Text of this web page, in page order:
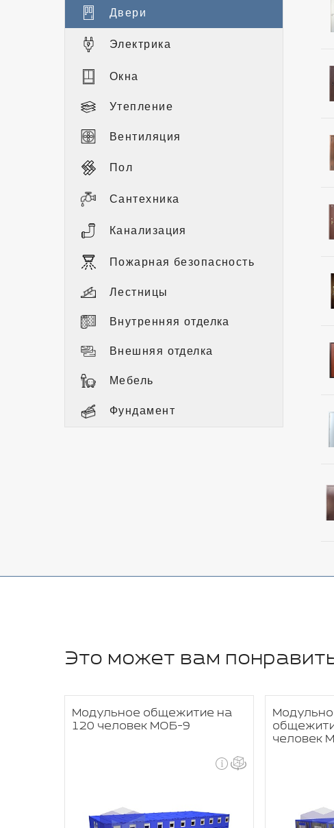
Двери
Электрика
Окна
Утепление
Вентиляция
Пол
Сантехника
Канализация
Пожарная безопасность
Лестницы
Внутренняя отделка
Внешняя отделка
Мебель
Фундамент
Это может вам
Модульное общежитие на
120 человек МОБ-9
человек